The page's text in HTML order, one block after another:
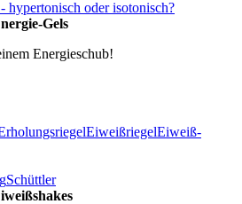
hypertonisch oder isotonisch?
Gels
Energieschub!
EiweißriegelEiweiß-
Schüttler